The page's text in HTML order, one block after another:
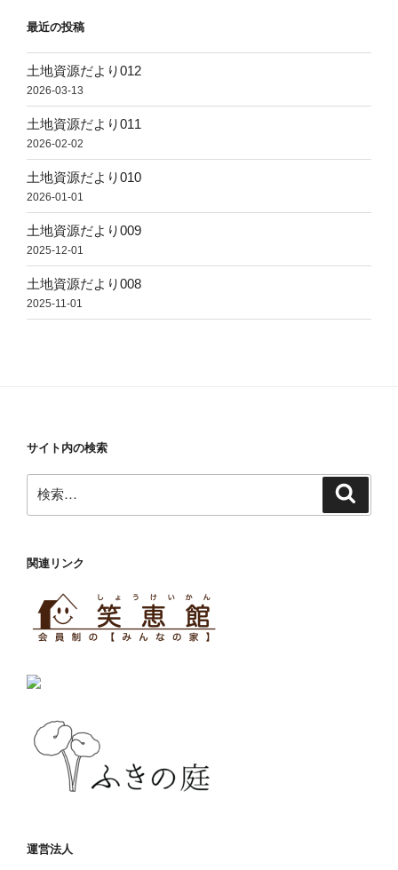
最近の投稿
土地資源だより012
2026-03-13
土地資源だより011
2026-02-02
土地資源だより010
2026-01-01
土地資源だより009
2025-12-01
土地資源だより008
2025-11-01
サイト内の検索
索:
関連リンク
運営法人